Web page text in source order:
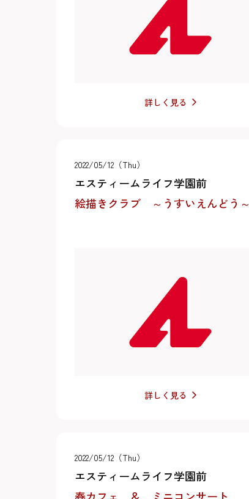
詳しく見る
2022/05/12（Thu）
エスティームライフ学園前
絵描きクラブ ～うすいえんどう～
詳しく見る
2022/05/12（Thu）
エスティームライフ学園前
春カフェ ＆ ミニコンサート